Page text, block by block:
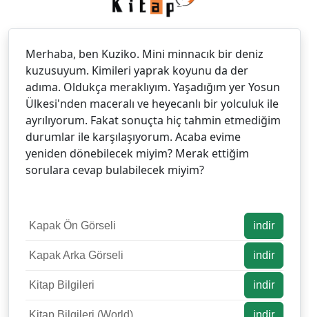
Merhaba, ben Kuziko. Mini minnacık bir deniz
kuzusuyum. Kimileri yaprak koyunu da der
adıma. Oldukça meraklıyım. Yaşadığım yer Yosun
Ülkesi'nden maceralı ve heyecanlı bir yolculuk ile
ayrılıyorum. Fakat sonuçta hiç tahmin etmediğim
durumlar ile karşılaşıyorum. Acaba evime
yeniden dönebilecek miyim? Merak ettiğim
sorulara cevap bulabilecek miyim?
Kapak Ön Görseli indir
Kapak Arka Görseli indir
Kitap Bilgileri indir